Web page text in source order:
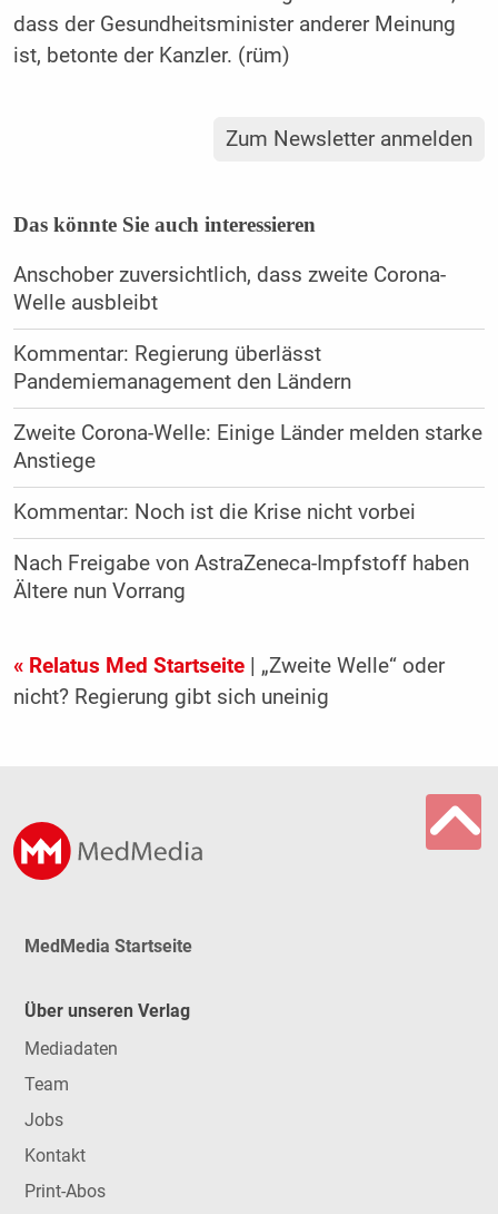
dass der Gesundheitsminister anderer Meinung
ist, betonte der Kanzler. (rüm)
Zum Newsletter anmelden
Das könnte Sie auch interessieren
Anschober zuversichtlich, dass zweite Corona-
Welle ausbleibt
Kommentar: Regierung überlässt
Pandemiemanagement den Ländern
Zweite Corona-Welle: Einige Länder melden starke
Anstiege
Kommentar: Noch ist die Krise nicht vorbei
Nach Freigabe von AstraZeneca-Impfstoff haben
Ältere nun Vorrang
« Relatus Med Startseite| „Zweite Welle“ oder
nicht? Regierung gibt sich uneinig
MedMedia Startseite
Über unseren Verlag
Mediadaten
Team
Jobs
Kontakt
Print-Abos